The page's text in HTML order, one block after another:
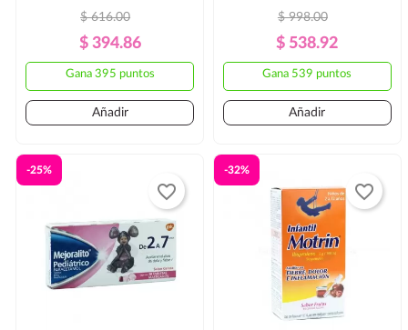
Precio
Regular
$ 616.00
Precio
$ 394.86
Gana 395 puntos
Añadir
Precio
Regular
$ 998.00
Precio
$ 538.92
Gana 539 puntos
Añadir
-25%
favorite_border
-32%
favorite_border